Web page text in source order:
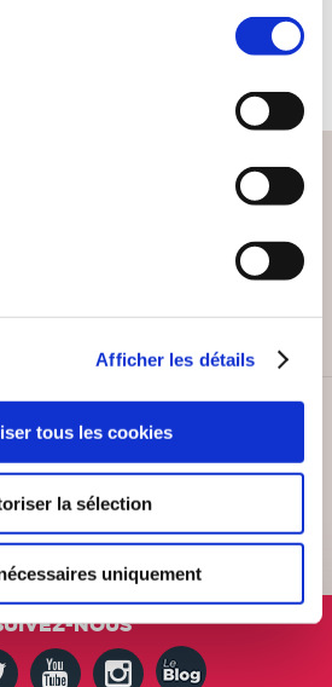
Afficher les détails
tous les cookies
la sélection
uniquement
CLIENT
10-12h / 14-16h
NOUS